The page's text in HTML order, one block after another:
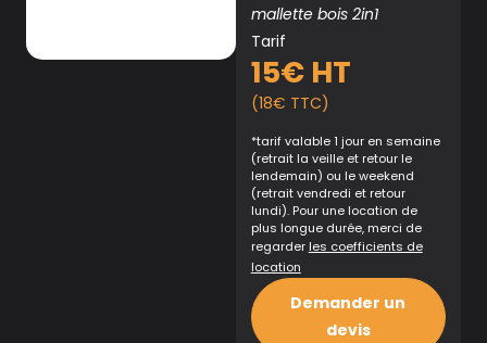
mallette bois 2in1
Tarif
15€ HT
(18€ TTC)
*tarif valable 1 jour en semaine
(retrait la veille et retour le
lendemain) ou le weekend
(retrait vendredi et retour
lundi). Pour une location de
plus longue durée, merci de
regarder les coefficients de
location
Demander un
devis